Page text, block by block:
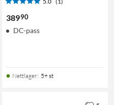
38990
DC-pass
Nettlager: 5+ st